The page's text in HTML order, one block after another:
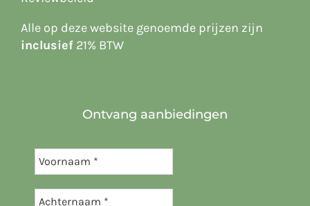
Alle op deze websitegenoemde prijzen zijn
inclusief21% BTW
Ontvang aanbiedingen